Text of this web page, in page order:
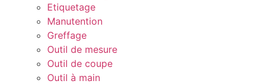
Etiquetage
Manutention
Greffage
Outil de mesure
Outil de coupe
Outil à main